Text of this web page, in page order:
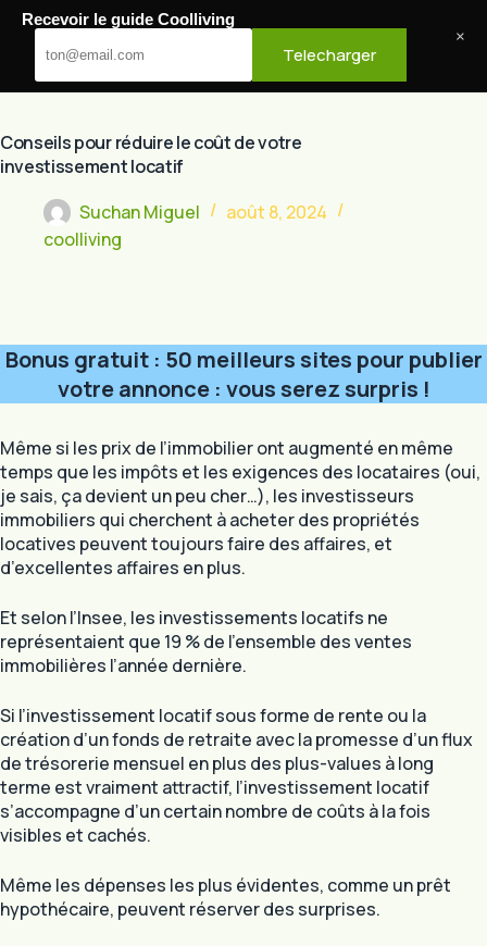
Passer
contenu
Cool Living
Conseils pour réduire le coût de votre
investissement locatif
Suchan Miguel
août 8, 2024
coolliving
Bonus gratuit : 50 meilleurs sites pour publier
votre annonce : vous serez surpris !
Même si les prix de l’immobilier ont augmenté en même
temps que les impôts et les exigences des locataires (oui,
je sais, ça devient un peu cher…), les investisseurs
immobiliers qui cherchent à acheter des propriétés
locatives peuvent toujours faire des affaires, et
d’excellentes affaires en plus.
Et selon l’Insee, les investissements locatifs ne
représentaient que 19 % de l’ensemble des ventes
immobilières l’année dernière.
Si l’investissement locatif sous forme de rente ou la
création d’un fonds de retraite avec la promesse d’un flux
de trésorerie mensuel en plus des plus-values ​​à long
terme est vraiment attractif, l’investissement locatif
s’accompagne d’un certain nombre de coûts à la fois
visibles et cachés.
Même les dépenses les plus évidentes, comme un prêt
hypothécaire, peuvent réserver des surprises.
Recevoir le guide Coolliving
Telecharger
×